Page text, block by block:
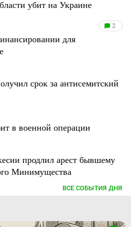
убит на Украине
2
для
срок за антисемитский
в военной операции
продлил арест бывшему
Минимущества
ВСЕ СОБЫТИЯ ДНЯ